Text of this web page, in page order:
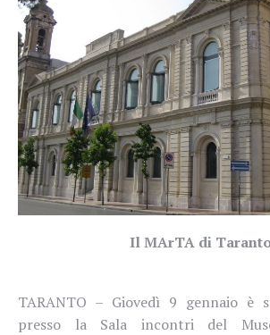
Il MArTA di
TARANTO – Giovedì 9 gennaio è
presso la Sala incontri del